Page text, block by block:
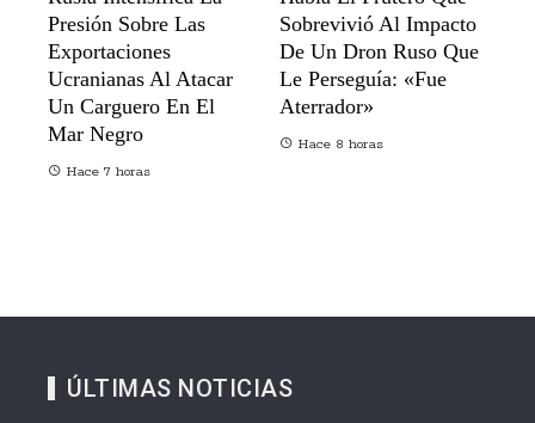
Presión Sobre Las
Exportaciones
Ucranianas Al Atacar
Un Carguero En El
Mar Negro
Hace 7 horas
Sobrevivió Al Impacto
De Un Dron Ruso Que
Le Perseguía: «Fue
Aterrador»
Hace 8 horas
ÚLTIMAS NOTICIAS